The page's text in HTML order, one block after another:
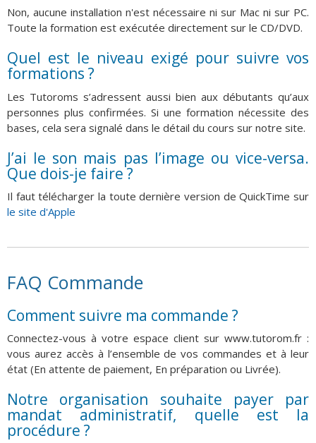
Non, aucune installation n'est nécessaire ni sur Mac ni sur PC.
Toute la formation est exécutée directement sur le CD/DVD.
Quel est le niveau exigé pour suivre vos
formations ?
Les Tutoroms s’adressent aussi bien aux débutants qu’aux
personnes plus confirmées. Si une formation nécessite des
bases, cela sera signalé dans le détail du cours sur notre site.
J’ai le son mais pas l’image ou vice-versa.
Que dois-je faire ?
Il faut télécharger la toute dernière version de QuickTime sur
le site d'Apple
FAQ Commande
Comment suivre ma commande ?
Connectez-vous à votre espace client sur www.tutorom.fr :
vous aurez accès à l’ensemble de vos commandes et à leur
état (En attente de paiement, En préparation ou Livrée).
Notre organisation souhaite payer par
mandat administratif, quelle est la
procédure ?